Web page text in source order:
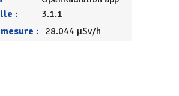
:
3.1.1
:
28.044 µSv/h